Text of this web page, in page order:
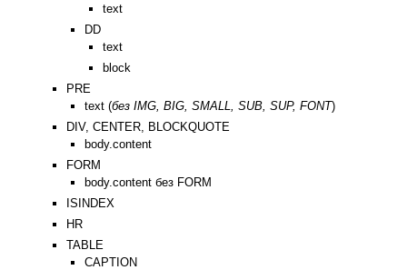
text
DD
text
block
PRE
text (без IMG, BIG, SMALL, SUB, SUP, FONT)
DIV, CENTER, BLOCKQUOTE
body.content
FORM
body.content без FORM
ISINDEX
HR
TABLE
CAPTION